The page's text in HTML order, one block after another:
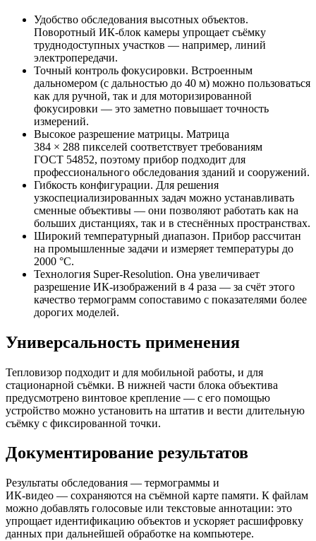
Удобство обследования высотных объектов.
Поворотный ИК‑блок камеры упрощает съёмку
труднодоступных участков — например, линий
электропередачи.
Точный контроль фокусировки. Встроенным
дальномером (с дальностью до 40 м) можно пользоваться
как для ручной, так и для моторизированной
фокусировки — это заметно повышает точность
измерений.
Высокое разрешение матрицы. Матрица
384 × 288 пикселей соответствует требованиям
ГОСТ 54852, поэтому прибор подходит для
профессионального обследования зданий и сооружений.
Гибкость конфигурации. Для решения
узкоспециализированных задач можно устанавливать
сменные объективы — они позволяют работать как на
больших дистанциях, так и в стеснённых пространствах.
Широкий температурный диапазон. Прибор рассчитан
на промышленные задачи и измеряет температуры до
2000 °C.
Технология Super‑Resolution. Она увеличивает
разрешение ИК‑изображений в 4 раза — за счёт этого
качество термограмм сопоставимо с показателями более
дорогих моделей.
Универсальность применения
Тепловизор подходит и для мобильной работы, и для
стационарной съёмки. В нижней части блока объектива
предусмотрено винтовое крепление — с его помощью
устройство можно установить на штатив и вести длительную
съёмку с фиксированной точки.
Документирование результатов
Результаты обследования — термограммы и
ИК‑видео — сохраняются на съёмной карте памяти. К файлам
можно добавлять голосовые или текстовые аннотации: это
упрощает идентификацию объектов и ускоряет расшифровку
данных при дальнейшей обработке на компьютере.